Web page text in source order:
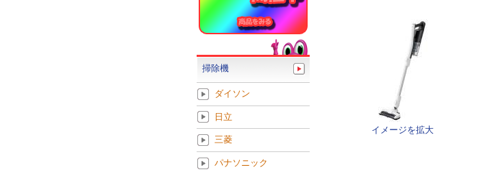
イメージを拡大
掃除機
ダイソン
日立
三菱
パナソニック